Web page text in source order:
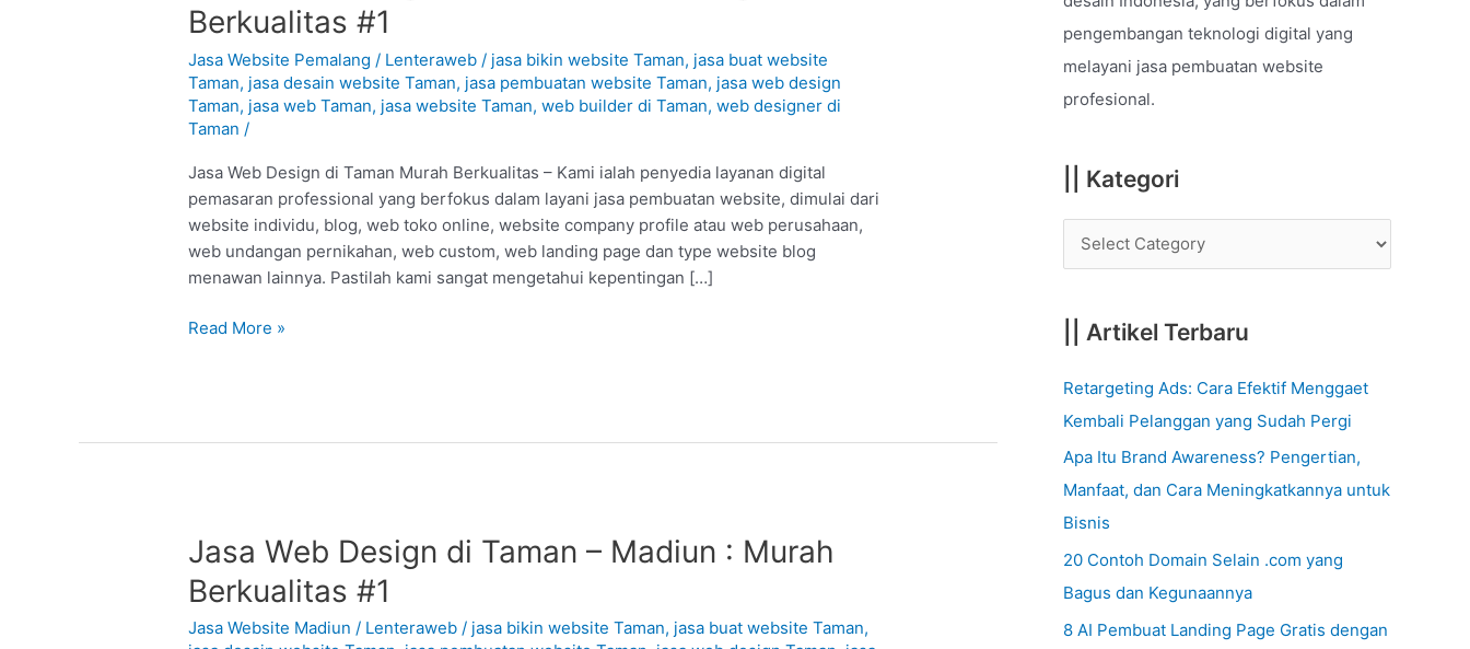
Berkualitas #1
Jasa Website Pemalang / Lenteraweb/ jasa bikin website Taman, jasa buat website
Taman, jasa desain website Taman, jasa pembuatan website Taman, jasa web design
Taman, jasa web Taman, jasa website Taman,web builder di Taman,web designer di
Taman /
Jasa Web Design di Taman Murah Berkualitas – Kami ialah penyedia layanan digital
pemasaran professional yang berfokus dalam layani jasa pembuatan website, dimulai dari
website individu, blog, web toko online, website company profile atau web perusahaan,
web undangan pernikahan, web custom, web landing page dan type website blog
menawan lainnya. Pastilah kami sangat mengetahui kepentingan […]
Design
di
Taman
–
Pemalang
Murah
Berkualitas
#1
Read More »
Jasa Web Design di Taman – Madiun : Murah
Berkualitas #1
Jasa Website Madiun / Lenteraweb/ jasa bikin website Taman, jasa buat website Taman,
Jasa
Web
Design
di
o
r
:
pengembangan teknologi digital yang
melayani jasa pembuatan website
profesional.
|| Kategori
|| Artikel Terbaru
Retargeting Ads: Cara Efektif Menggaet
Kembali Pelanggan yang Sudah Pergi
Apa Itu Brand Awareness? Pengertian,
Manfaat, dan Cara Meningkatkannya untuk
Bisnis
20 Contoh Domain Selain .com yang
Bagus dan Kegunaannya
8 AI Pembuat Landing Page Gratis dengan